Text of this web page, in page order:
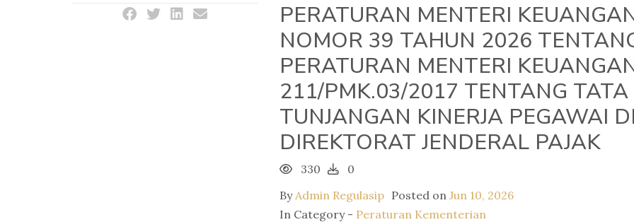
PERATURAN MENTERI
NOMOR 39 TAHUN 2026
PERATURAN MENTERI
211/PMK.03/2017 TENTANG
TUNJANGAN KINERJA PEGAWAI
DIREKTORAT JENDERAL PAJAK
330
0
ByAdmin Regulasip Posted on Jun 10, 2026
In Category - Peraturan Kementerian